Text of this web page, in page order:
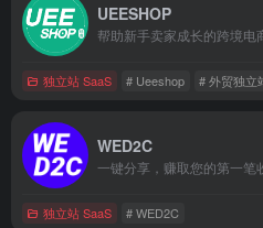
UEESHOP
帮助新手卖家成长的跨境电
独立站 SaaS # Ueeshop # 外贸独立
WED2C
一键分享，赚取您的第一笔
独立站 SaaS # WED2C